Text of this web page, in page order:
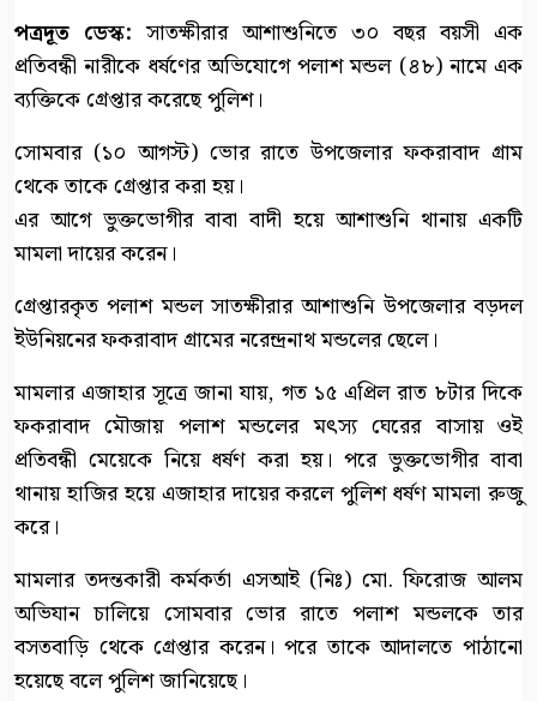
পত্রদূত ডেস্ক: সাতক্ষীরার আশাশুনিতে ৩০ বছর বয়সী এক
প্রতিবন্ধী নারীকে ধর্ষণের অভিযোগে পলাশ মন্ডল (৪৮) নামে এক
ব্যক্তিকে গ্রেপ্তার করেছে পুলিশ।
সোমবার (১০ আগস্ট) ভোর রাতে উপজেলার ফকরাবাদ গ্রাম
থেকে তাকে গ্রেপ্তার করা হয়।
এর আগে ভুক্তভোগীর বাবা বাদী হয়ে আশাশুনি থানায় একটি
মামলা দায়ের করেন।
গ্রেপ্তারকৃত পলাশ মন্ডল সাতক্ষীরার আশাশুনি উপজেলার বড়দল
ইউনিয়নের ফকরাবাদ গ্রামের নরেন্দ্রনাথ মন্ডলের ছেলে।
মামলার এজাহার সূত্রে জানা যায়, গত ১৫ এপ্রিল রাত ৮টার দিকে
ফকরাবাদ মৌজায় পলাশ মন্ডলের মৎস্য ঘেরের বাসায় ওই
প্রতিবন্ধী মেয়েকে নিয়ে ধর্ষণ করা হয়। পরে ভুক্তভোগীর বাবা
থানায় হাজির হয়ে এজাহার দায়ের করলে পুলিশ ধর্ষণ মামলা রুজু
করে।
মামলার তদন্তকারী কর্মকর্তা এসআই (নিঃ) মো. ফিরোজ আলম
অভিযান চালিয়ে সোমবার ভোর রাতে পলাশ মন্ডলকে তার
বসতবাড়ি থেকে গ্রেপ্তার করেন। পরে তাকে আদালতে পাঠানো
হয়েছে বলে পুলিশ জানিয়েছে।